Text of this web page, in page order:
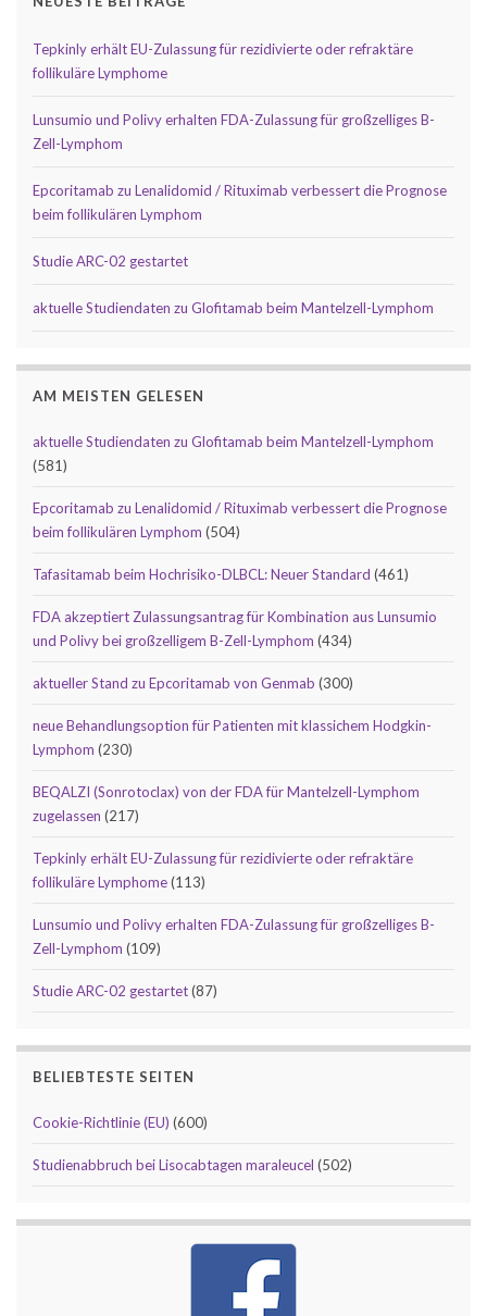
Tepkinly erhält EU-Zulassung für rezidivierte oder refraktäre
follikuläre Lymphome
Lunsumio und Polivy erhalten FDA-Zulassung für großzelliges B-
Zell-Lymphom
Epcoritamab zu Lenalidomid / Rituximab verbessert die Prognose
beim follikulären Lymphom
Studie ARC-02 gestartet
aktuelle Studiendaten zu Glofitamab beim Mantelzell-Lymphom
AM MEISTEN GELESEN
aktuelle Studiendaten zu Glofitamab beim Mantelzell-Lymphom
(581)
Epcoritamab zu Lenalidomid / Rituximab verbessert die Prognose
beim follikulären Lymphom (504)
Tafasitamab beim Hochrisiko-DLBCL: Neuer Standard (461)
FDA akzeptiert Zulassungsantrag für Kombination aus Lunsumio
und Polivy bei großzelligem B-Zell-Lymphom (434)
aktueller Stand zu Epcoritamab von Genmab (300)
neue Behandlungsoption für Patienten mit klassichem Hodgkin-
Lymphom (230)
BEQALZI (Sonrotoclax) von der FDA für Mantelzell-Lymphom
zugelassen (217)
Tepkinly erhält EU-Zulassung für rezidivierte oder refraktäre
follikuläre Lymphome(113)
Lunsumio und Polivy erhalten FDA-Zulassung für großzelliges B-
Zell-Lymphom (109)
Studie ARC-02 gestartet(87)
BELIEBTESTE SEITEN
Cookie-Richtlinie (EU) (600)
Studienabbruch bei Lisocabtagen maraleucel (502)